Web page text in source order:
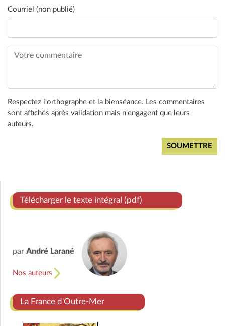
Courriel (non publié)
Respectez l'orthographe et la bienséance. Les commentaires
sont affichés après validation mais n'engagent que leurs
auteurs.
Télécharger le texte intégral (pdf)
par André Larané
Nos auteurs
La France d'Outre-Mer